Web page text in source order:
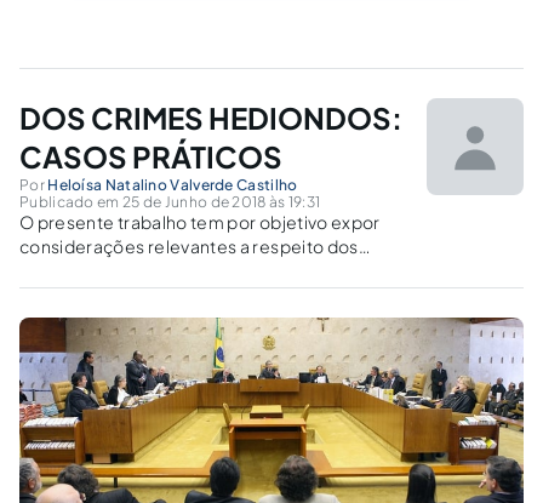
DOS CRIMES HEDIONDOS:
CASOS PRÁTICOS
Por Heloísa Natalino Valverde Castilho
Publicado em 25 de Junho de 2018 às 19:31
O presente trabalho tem por objetivo expor
considerações relevantes a respeito dos
demonstrando a ocorrência da dinâmica de tal
delito através de casos práticos.